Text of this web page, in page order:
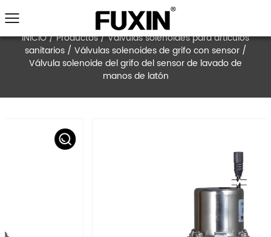
INICIO/Productos/Válvulas solenoides para
sanitarios/Válvulas solenoides de grifo con
Válvula solenoide del grifo del sensor de
manos de latón